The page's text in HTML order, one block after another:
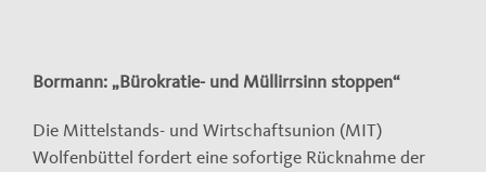
Bormann: „Bürokratie- und Müllirrsinn stoppen“
Die Mittelstands- und Wirtschaftsunion (MIT)
Wolfenbüttel fordert eine sofortige Rücknahme der